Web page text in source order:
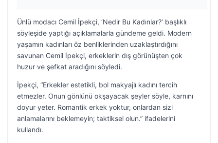
Ünlü modacı Cemil İpekçi, ‘Nedir Bu Kadınlar?’ başlıklı
söyleşide yaptığı açıklamalarla gündeme geldi. Modern
yaşamın kadınları öz benliklerinden uzaklaştırdığını
savunan Cemil İpekçi, erkeklerin dış görünüşten çok
huzur ve şefkat aradığını söyledi.
İpekçi, “Erkekler estetikli, bol makyajlı kadını tercih
etmezler. Onun gönlünü okşayacak şeyler söyle, karnını
doyur yeter. Romantik erkek yoktur, onlardan sizi
anlamalarını beklemeyin; taktiksel olun.” ifadelerini
kullandı.